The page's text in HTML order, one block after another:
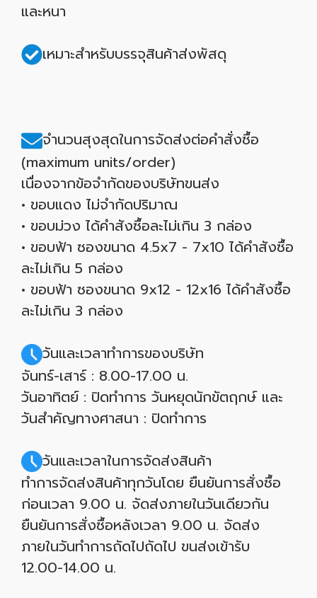
และหนา
เหมาะสำหรับบรรจุสินค้าส่งพัสดุ
จำนวนสุงสุดในการจัดส่งต่อคำสั่งซื้อ
(maximum units/order)
เนื่องจากข้อจำกัดของบริษัทขนส่ง
• ขอบแดง ไม่จำกัดปริมาณ
• ขอบม่วง ได้คำสังซื้อละไม่เกิน 3 กล่อง
• ขอบฟ้า ซองขนาด 4.5x7 - 7x10 ได้คำสังซื้อ
ละไม่เกิน 5 กล่อง
• ขอบฟ้า ซองขนาด 9x12 - 12x16 ได้คำสังซื้อ
ละไม่เกิน 3 กล่อง
วันและเวลาทำการของบริษัท
จันทร์-เสาร์ : 8.00-17.00 น.
วันอาทิตย์ : ปิดทำการ วันหยุดนักขัตฤกษ์ และ
วันสำคัญทางศาสนา : ปิดทำการ
วันและเวลาในการจัดส่งสินค้า
ทำการจัดส่งสินค้าทุกวันโดย ยืนยันการสั่งซื้อ
ก่อนเวลา 9.00 น. จัดส่งภายในวันเดียวกัน
ยืนยันการสั่งซื้อหลังเวลา 9.00 น. จัดส่ง
ภายในวันทำการถัดไปถัดไป ขนส่งเข้ารับ
12.00-14.00 น.